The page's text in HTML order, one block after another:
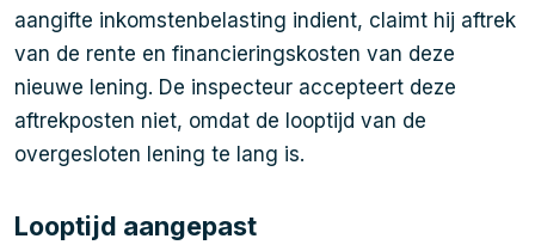
aangifte inkomstenbelasting indient, claimt hij aftrek
van de rente en financieringskosten van deze
nieuwe lening. De inspecteur accepteert deze
aftrekposten niet, omdat de looptijd van de
overgesloten lening te lang is.
Looptijd aangepast